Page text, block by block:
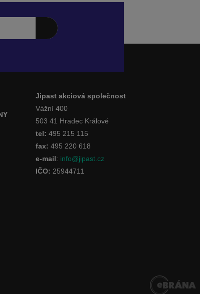
Jipast akciová společnost
Vážní 400
503 41 Hradec Králové
tel: 495 215 115
fax: 495 220 618
e-mail: info@jipast.cz
IČO: 25944711